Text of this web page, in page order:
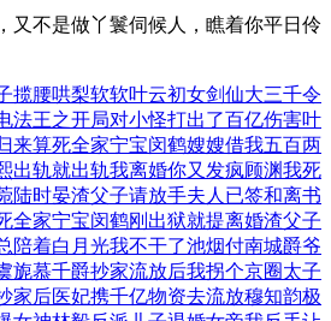
又不是做丫鬟伺候人，瞧着你平日伶
揽腰哄梨软软叶云初女剑仙大三千令
法王之开局对小怪打出了百亿伤害叶
来算死全家宁宝闵鹤嫂嫂借我五百两
出轨就出轨我离婚你又发疯顾渊我死
陆时晏渣父子请放手夫人已签和离书
全家宁宝闵鹤刚出狱就提离婚渣父子
陪着白月光我不干了池烟付南城爵爷
旎慕千爵抄家流放后我拐个京圈太子
家后医妃携千亿物资去流放穆知韵极